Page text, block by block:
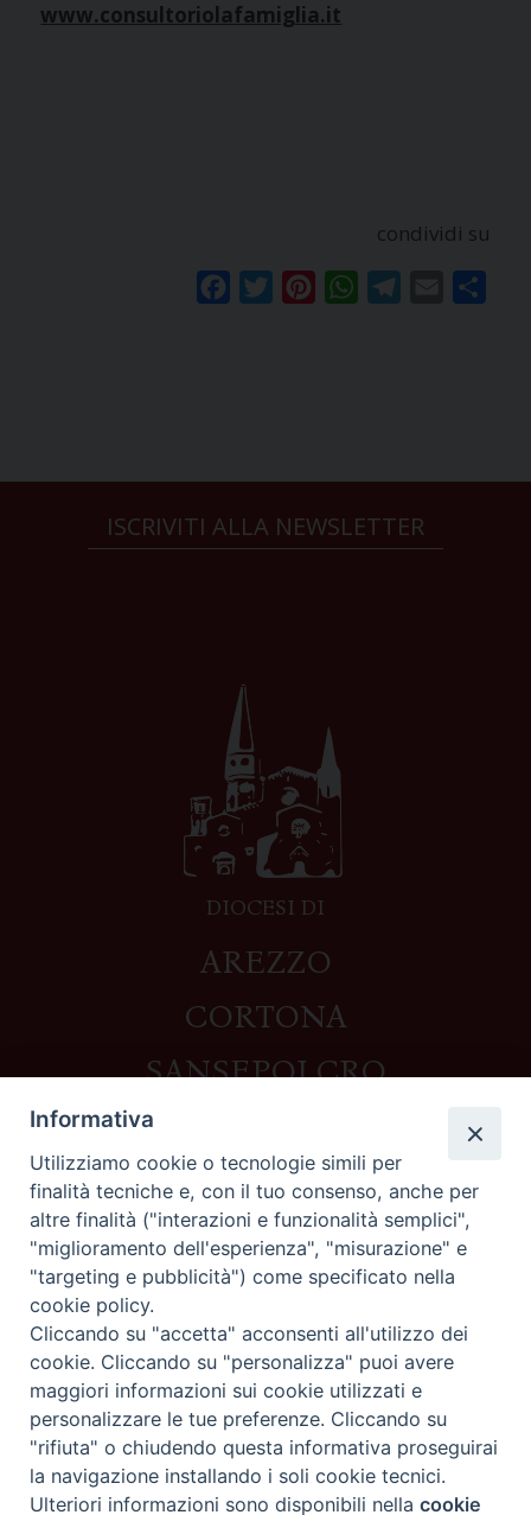
www.consultoriolafamiglia.it
condividi su
FacebookTwitterPinterestWhatsAppTelegram
Email
ISCRIVITI ALLA NEWSLETTER
DIOCESI DI
AREZZO
CORTONA
SANSEPOLCRO
Contatti
Piazza del Duomo,1 - 52100 Arezzo
segreteria@diocesi.arezzo.it
Informativa privacy
Seguici su
Preferenze Cookie
Informativa
Utilizziamo cookie o tecnologie simili per
finalità tecniche e, con il tuo consenso, anche per
altre finalità ("interazioni e funzionalità semplici",
"miglioramento dell'esperienza", "misurazione" e
"targeting e pubblicità") come specificato nella
cookie policy.
Cliccando su "accetta" acconsenti all'utilizzo dei
cookie. Cliccando su "personalizza" puoi avere
maggiori informazioni sui cookie utilizzati e
personalizzare le tue preferenze. Cliccando su
"rifiuta" o chiudendo questa informativa proseguirai
la navigazione installando i soli cookie tecnici.
Ulteriori informazioni sono disponibili nellacookie